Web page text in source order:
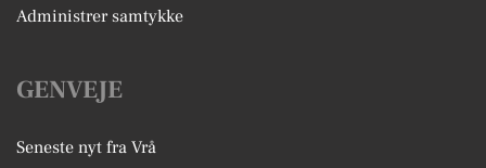
Administrer samtykke
GENVEJE
Seneste nyt fra Vrå